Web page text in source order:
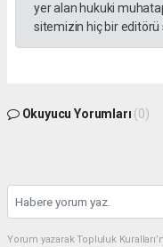
yer alan hukuki
sitemizin hiç bir
Okuyucu Yorumları (0)
Yorum yazarak Topluluk